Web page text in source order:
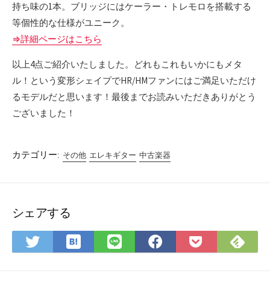
持ち味の1本。ブリッジにはケーラー・トレモロを搭載する
等個性的な仕様がユニーク。
⇒詳細ページはこちら
以上4点ご紹介いたしました。どれもこれもいかにもメタ
ル！という変形シェイプでHR/HMファンにはご満足いただけ
るモデルだと思います！最後までお読みいただきありがとう
ございました！
カテゴリー: その他 エレキギター 中古楽器
シェアする
Twitter
で
は
て
LINE
で
Facebook
で
Pocket
に
で